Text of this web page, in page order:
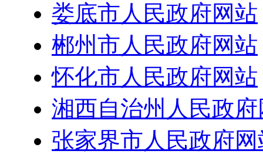
娄底市人民政府网站
郴州市人民政府网站
怀化市人民政府网站
湘西自治州人民政
张家界市人民政府网